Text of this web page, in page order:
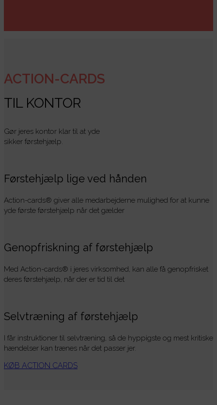
ACTION-CARDS
TIL KONTOR
Gør jeres kontor klar til at yde
sikker førstehjælp.
Førstehjælp lige ved hånden
Action-cards® giver alle medarbejderne mulighed for at kunne
yde første førstehjælp når det gælder
Genopfriskning af førstehjælp
Med Action-cards® i jeres virksomhed, kan alle få genopfrisket
deres førstehjælp, når der er tid til det
Selvtræning af førstehjælp
I får instruktioner til selvtræning, så de hyppigste og mest kritiske
hændelser kan trænes når det passer jer.
KØB ACTION CARDS